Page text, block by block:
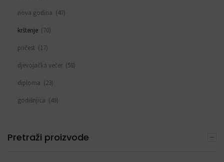
nova godina (47)
krštenje (70)
pričest (17)
djevojačka večer (58)
diploma (23)
godišnjica (49)
DEKORACIJE S BALONIMA
Pretraži proizvode